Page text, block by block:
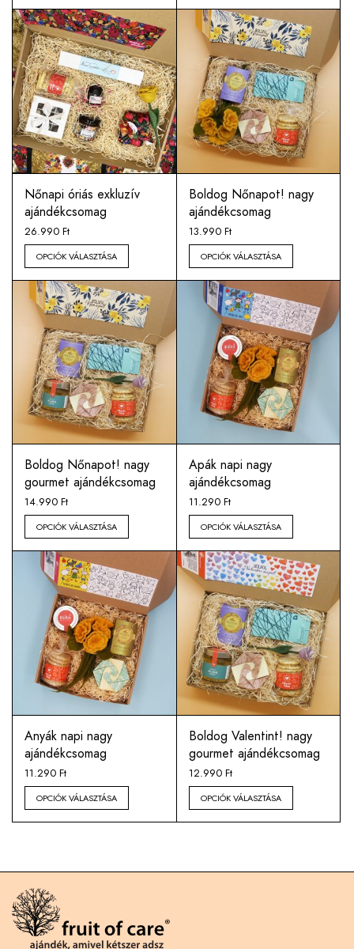
Nőnapi óriás exkluzív
ajándékcsomag
26.990 Ft
OPCIÓK VÁLASZTÁSA
Boldog Nőnapot! nagy
ajándékcsomag
13.990 Ft
OPCIÓK VÁLASZTÁSA
Boldog Nőnapot! nagy
gourmet ajándékcsomag
14.990 Ft
OPCIÓK VÁLASZTÁSA
Apák napi nagy
ajándékcsomag
11.290 Ft
OPCIÓK VÁLASZTÁSA
Anyák napi nagy
ajándékcsomag
11.290 Ft
OPCIÓK VÁLASZTÁSA
Boldog Valentint! nagy
gourmet ajándékcsomag
12.990 Ft
OPCIÓK VÁLASZTÁSA